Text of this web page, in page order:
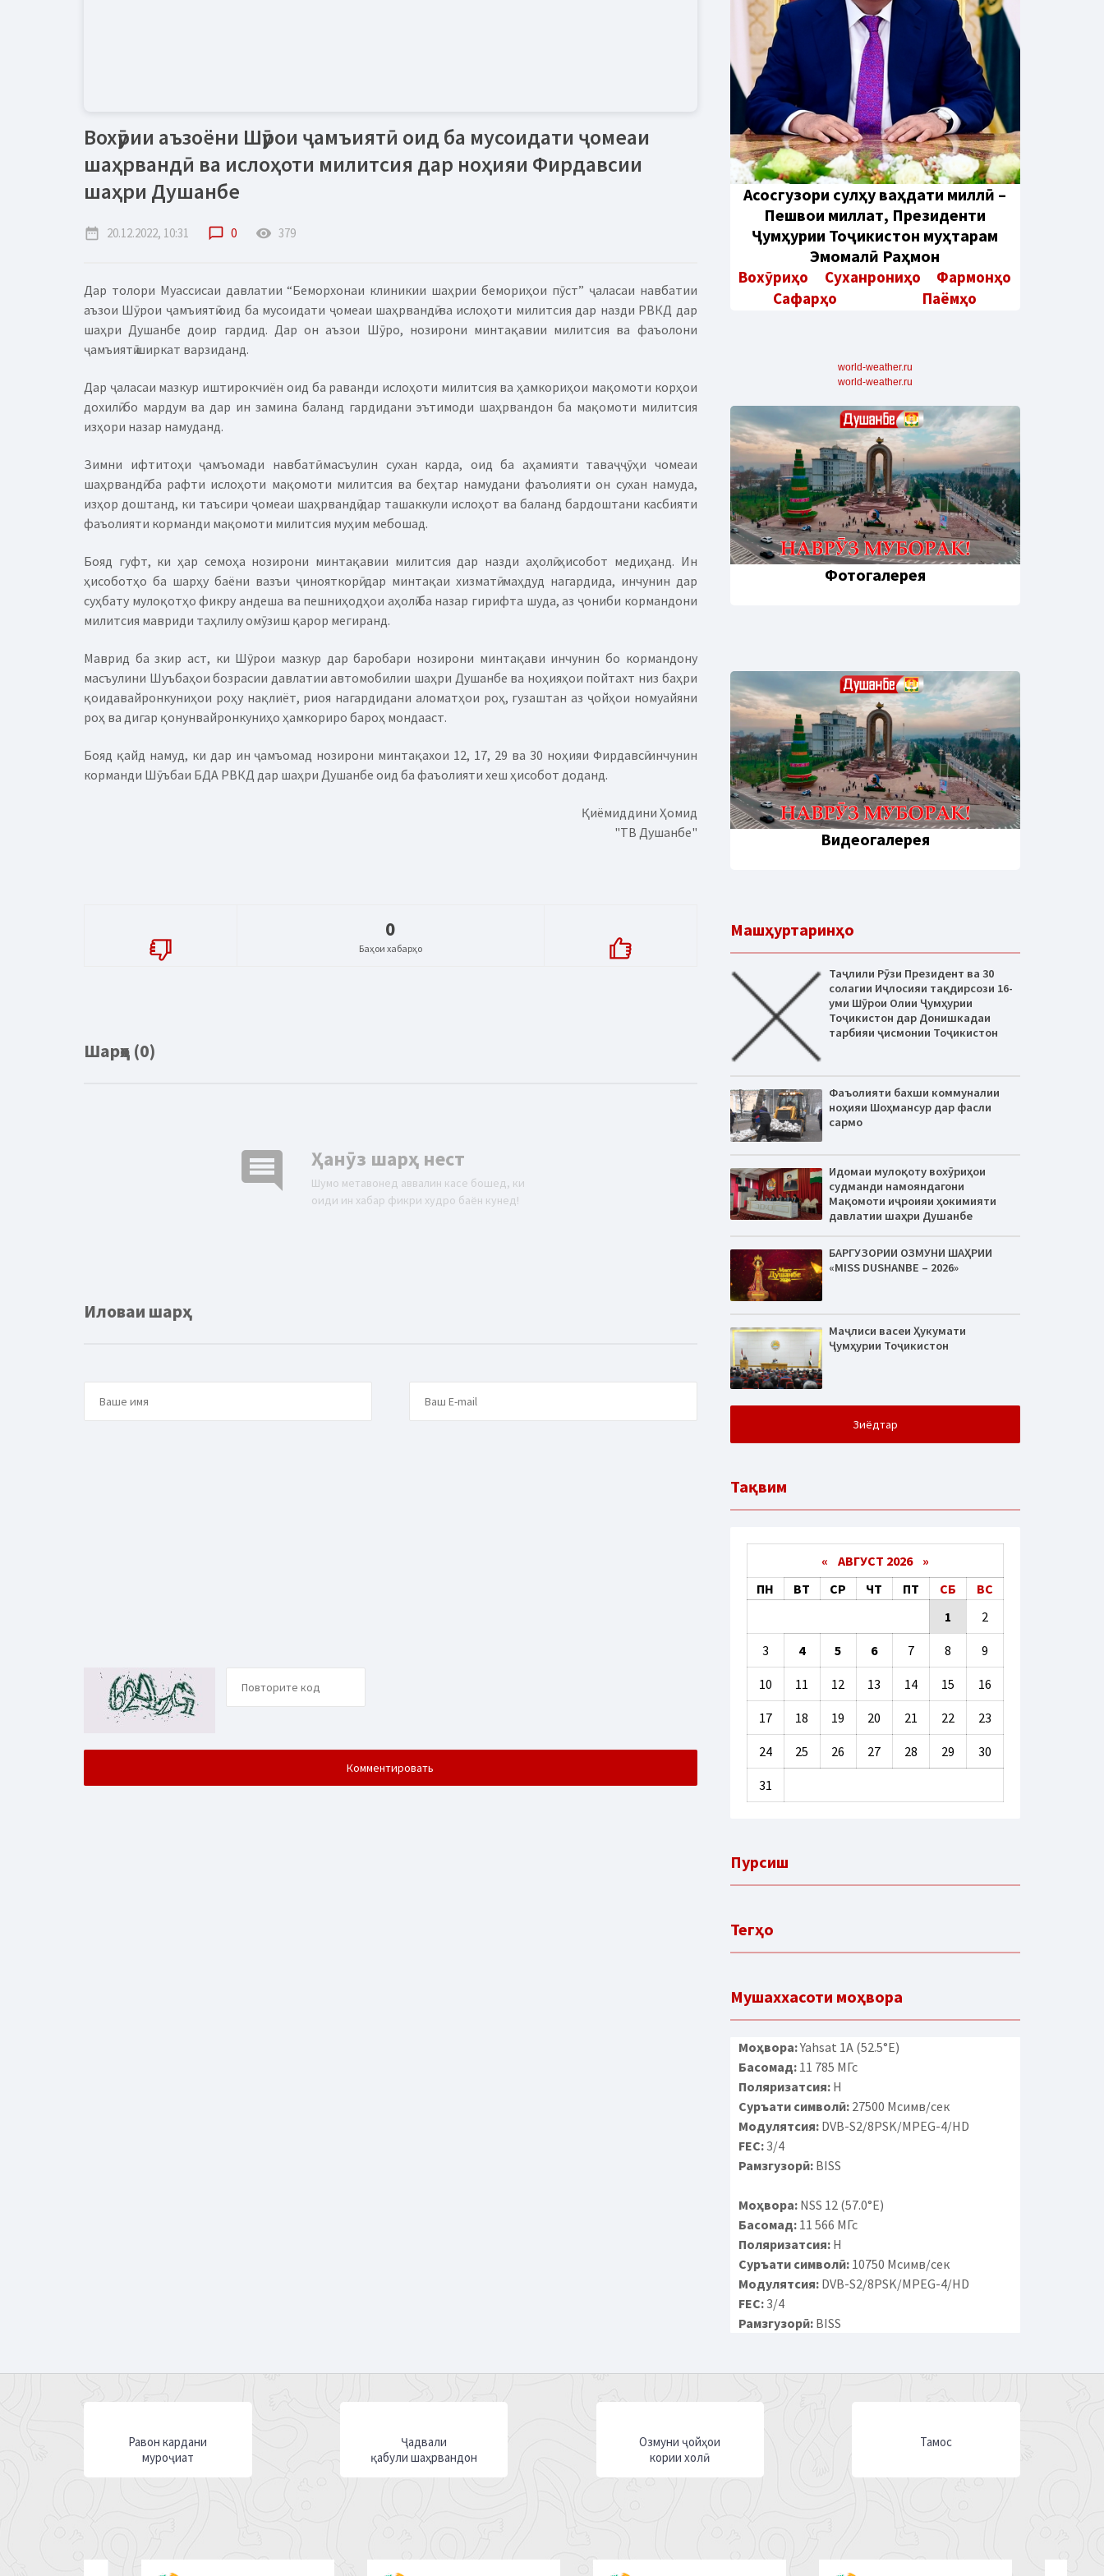
Вохӯрии аъзоёни Шӯрои ҷамъиятӣ оид ба мусоидати ҷомеаи
шаҳрвандӣ ва ислоҳоти милитсия дар ноҳияи Фирдавсии
шаҳри Душанбе
date_range 20.12.2022, 10:31 chat_bubble_outline 0 remove_red_eye 379
Дар толори Муассисаи давлатии “Беморхонаи клиникии шаҳрии бемориҳои пӯст” ҷаласаи навбатии
аъзои Шӯрои ҷамъиятӣ оид ба мусоидати ҷомеаи шаҳрвандӣ ва ислоҳоти милитсия дар назди РВКД дар
шаҳри Душанбе доир гардид. Дар он аъзои Шӯро, нозирони минтақавии милитсия ва фаъолони
ҷамъиятӣ ширкат варзиданд.
Дар ҷаласаи мазкур иштирокчиён оид ба раванди ислоҳоти милитсия ва ҳамкориҳои мақомоти корҳои
дохилӣ бо мардум ва дар ин замина баланд гардидани эътимоди шаҳрвандон ба мақомоти милитсия
изҳори назар намуданд.
Зимни ифтитоҳи ҷамъомади навбатӣ масъулин сухан карда, оид ба аҳамияти таваҷҷӯҳи чомеаи
шаҳрвандӣ ба рафти ислоҳоти мақомоти милитсия ва беҳтар намудани фаъолияти он сухан намуда,
изҳор доштанд, ки таъсири ҷомеаи шаҳрвандӣ дар ташаккули ислоҳот ва баланд бардоштани касбияти
фаъолияти корманди мақомоти милитсия муҳим мебошад.
Бояд гуфт, ки ҳар семоҳа нозирони минтақавии милитсия дар назди аҳолӣ ҳисобот медиҳанд. Ин
ҳисоботҳо ба шарҳу баёни вазъи ҷинояткорӣ дар минтақаи хизматӣ маҳдуд нагардида, инчунин дар
суҳбату мулоқотҳо фикру андеша ва пешниҳодҳои аҳолӣ ба назар гирифта шуда, аз ҷониби кормандони
милитсия мавриди таҳлилу омӯзиш қарор мегиранд.
Маврид ба зкир аст, ки Шӯрои мазкур дар баробари нозирони минтақави инчунин бо кормандону
масъулини Шуъбаҳои бозрасии давлатии автомобилии шаҳри Душанбе ва ноҳияҳои пойтахт низ баҳри
қоидавайронкуниҳои роҳу нақлиёт, риоя нагардидани аломатҳои роҳ, гузаштан аз ҷойҳои номуайяни
роҳ ва дигар қонунвайронкуниҳо ҳамкориро бароҳ мондааст.
Бояд қайд намуд, ки дар ин ҷамъомад нозирони минтақахои 12, 17, 29 ва 30 ноҳияи Фирдавсӣ инчунин
корманди Шӯъбаи БДА РВКД дар шаҳри Душанбе оид ба фаъолияти хеш ҳисобот доданд.
Қиёмиддини Ҳомид
"ТВ Душанбе"
0
Баҳои хабарҳо
Шарҳҳо (0)
comment Ҳанӯз шарҳ нест
Шумо метавонед аввалин касе бошед, ки
оиди ин хабар фикри худро баён кунед!
Иловаи шарҳ
Aсосгузори сулҳу ваҳдати миллӣ –
Пешвои миллат, Президенти
Ҷумҳурии Тоҷикистон муҳтарам
Эмомалӣ Раҳмон
Вохӯриҳо Суханрониҳо
Фармонҳо
Сафарҳо
Паёмҳо
world-weather.ru
world-weather.ru
Фотогалерея
Видеогалерея
Машҳуртаринҳо
Таҷлили Рӯзи Президент ва 30
солагии Иҷлосияи тақдирсози 16-
уми Шӯрои Олии Ҷумҳурии
Тоҷикистон дар Донишкадаи
тарбияи ҷисмонии Тоҷикистон
Фаъолияти бахши коммуналии
ноҳияи Шоҳмансур дар фасли
сармо
Идомаи мулоқоту вохӯриҳои
судманди намояндагони
Мақомоти иҷроияи ҳокимияти
давлатии шаҳри Душанбе
БАРГУЗОРИИ ОЗМУНИ ШАҲРИИ
«MISS DUSHANBE – 2026»
Маҷлиси васеи Ҳукумати
Ҷумҳурии Тоҷикистон
Зиёдтар
Тақвим
« АВГУСТ 2026 »
ПН
ВТ СР ЧТ ПТ СБ
ВС
1
2
3 4 5 6 7 8 9
10 11 12 13 14 15 16
17 18 19 20 21 22 23
24 25 26 27 28 29 30
31
Пурсиш
Тегҳо
Мушаххасоти моҳвора
Моҳвора:Yahsat 1A (52.5°E)
Басомад:11 785 МГс
Поляризатсия:H
Суръати символӣ:27500 Мсимв/сек
Модулятсия:DVB-S2/8PSK/MPEG-4/HD
FEC:3/4
Рамзгузорӣ:BISS
Моҳвора:NSS 12 (57.0°E)
Басомад:11 566 МГс
Поляризатсия:H
Суръати символӣ:10750 Мсимв/сек
Модулятсия:DVB-S2/8PSK/MPEG-4/HD
FEC:3/4
Рамзгузорӣ:BISS
Равон кардани
муроҷиат
Ҷадвали
қабули шаҳрвандон
Озмуни ҷойҳои
кории холӣ
Тамос